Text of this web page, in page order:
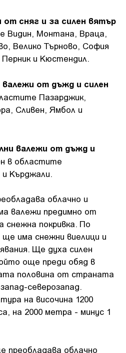
сняг и за силен вятър
Видин, Монтана, Враца,
Велико Търново, София
и Кюстендил.
от дъжд и силен
Пазарджик,
Сливен, Ямбол и
валежи от дъжд и
в областите
Кърджали.
облачно и
валежи предимно от
снежна покривка. По
ще има снежни виелици и
Ще духа силен
още преди обяд в
половина от страната
северозапад.
на височина 1200
на 2000 метра - минус 1
преобладава облачно